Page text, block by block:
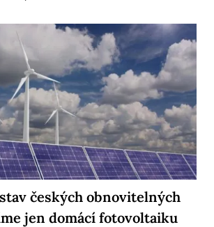
českých obnovitelných
jen domácí fotovoltaiku